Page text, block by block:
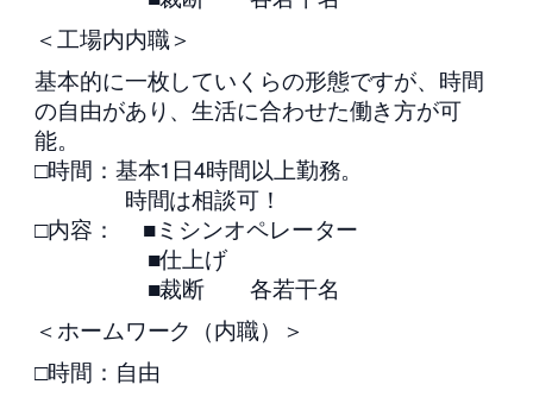
＜工場内内職＞
基本的に一枚していくらの形態ですが、時間
の自由があり、生活に合わせた働き方が可
能。
□時間：基本1日4時間以上勤務。
時間は相談可！
□内容： ■ミシンオペレーター
■仕上げ
■裁断 各若干名
＜ホームワーク（内職）＞
□時間：自由